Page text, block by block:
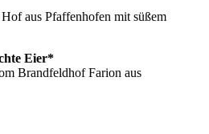
aus Pfaffenhofen mit süßem
Eier*
Brandfeldhof Farion aus